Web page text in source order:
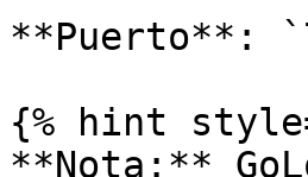
**Puerto**:
{% hint
**Nota:**